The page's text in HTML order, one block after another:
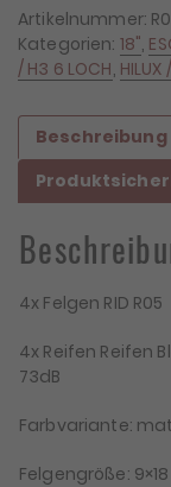
9x18
ET10
6x139,7
+
4x
Reifen
Black
Bear
265/60/18
Menge
Artikelnummer:
Kategorien: 18",
/ H3 6 LOCH, HILUX
Beschreibung
4x Felgen RID R05
4x Reifen Reifen
73dB
Farbvariante:
Felgengröße: 9×18